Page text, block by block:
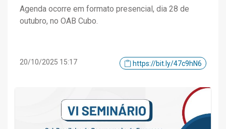
Agenda ocorre em formato presencial, dia 28 de
outubro, no OAB Cubo.
20/10/2025 15:17 https://bit.ly/47c9hN6